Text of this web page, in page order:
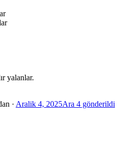
yalanlar.
· Aralik 4, 2025Ara 4 gönderildi